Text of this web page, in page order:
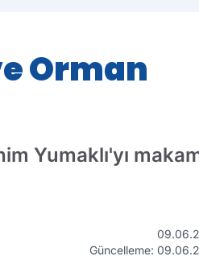
Orman
Yumaklı'yı
Güncelleme: